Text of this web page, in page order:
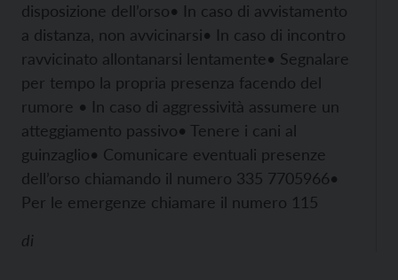
disposizione dell’orso• In caso di avvistamento
a distanza, non avvicinarsi• In caso di incontro
ravvicinato allontanarsi lentamente• Segnalare
per tempo la propria presenza facendo del
rumore • In caso di aggressività assumere un
atteggiamento passivo• Tenere i cani al
guinzaglio• Comunicare eventuali presenze
dell’orso chiamando il numero 335 7705966•
Per le emergenze chiamare il numero 115
di